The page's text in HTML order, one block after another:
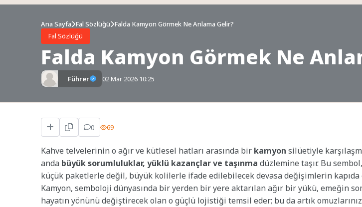
Ana Sayfa Fal Sözlüğü Falda Kamyon Görmek Ne Anlama Gelir?
Fal Sözlüğü
Falda Kamyon Görmek Ne
Führer 02 Mar 2026 10:25
0 69
Kahve telvelerinin o ağır ve kütlesel hatları arasında bir kamyon silüetiyle
anda büyük sorumluluklar, yüklü kazançlar ve taşınma düzlemine taşır. Bu
küçük paketlerle değil, büyük kolilerle ifade edilebilecek devasa değişimlerin kapıda
Kamyon, semboloji dünyasında bir yerden bir yere aktarılan ağır bir yükü, emeğin
hayatın yönünü değiştirecek olan o güçlü lojistiği temsil eder; bu da artık